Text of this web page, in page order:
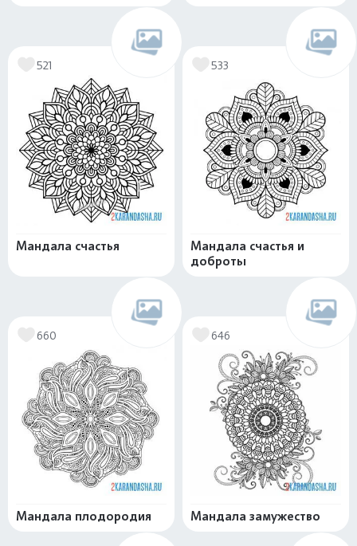
521
Мандала счастья
533
Мандала счастья и
доброты
660
Мандала плодородия
646
Мандала замужество